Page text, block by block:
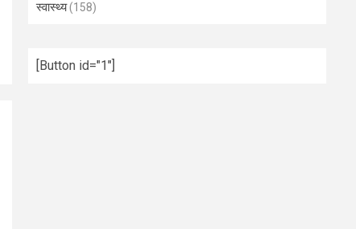
स्वास्थ्य(158)
[Button id="1"]